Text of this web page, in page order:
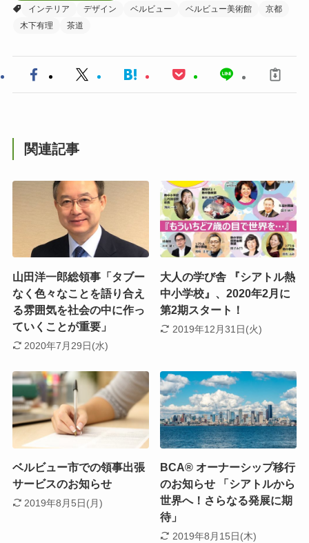
インテリア
デザイン ベルビュー ベルビュー美術館
京都
木下有理
茶道
関連記事
山田洋一郎総領事「タブー
なく色々なことを語り合え
る雰囲気を社会の中に作っ
ていくことが重要」
2020年7月29日(水)
大人の学び舎 『シアトル熱
中小学校』、2020年2月に
第2期スタート！
2019年12月31日(火)
ベルビュー市での領事出張
サービスのお知らせ
2019年8月5日(月)
BCA® オーナーシップ移行
のお知らせ 「シアトルから
世界へ！さらなる発展に期
待」
2019年8月15日(木)